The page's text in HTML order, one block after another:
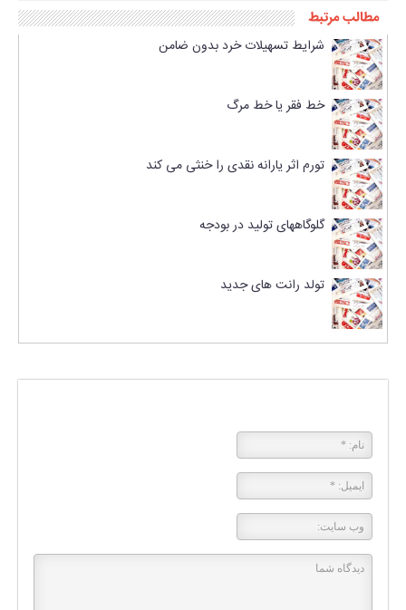
مطالب مرتبط
شرایط تسهیلات خرد بدون ضامن
خط فقر یا خط مرگ
تورم اثر یارانه نقدی را خنثی می کند
گلوگاههای تولید در بودجه
تولد رانت های جدید